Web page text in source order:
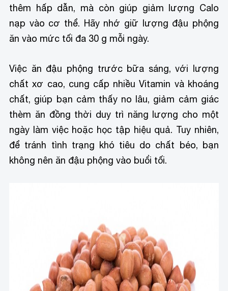
thêm hấp dẫn, mà còn giúp giảm lượng Calo
nạp vào cơ thể. Hãy nhớ giữ lượng đậu phộng
ăn vào mức tối đa 30 g mỗi ngày.
Việc ăn đậu phộng trước bữa sáng, với lượng
chất xơ cao, cung cấp nhiều Vitamin và khoáng
chất, giúp bạn cảm thấy no lâu, giảm cảm giác
thèm ăn đồng thời duy trì năng lượng cho một
ngày làm việc hoặc học tập hiệu quả. Tuy nhiên,
để tránh tình trạng khó tiêu do chất béo, bạn
không nên ăn đậu phộng vào buổi tối.